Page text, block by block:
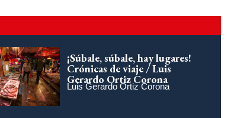
¡Súbale, súbale, hay lugares!
Crónicas de viaje / Luis
Gerardo Ortiz Corona
Luis Gerardo Ortiz Corona